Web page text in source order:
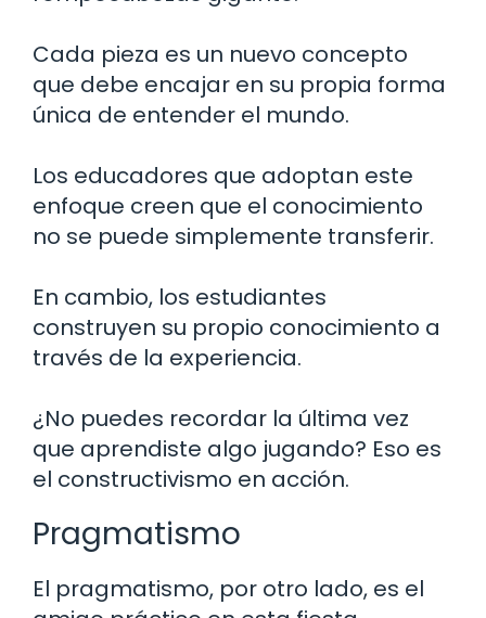
Cada pieza es un nuevo concepto
que debe encajar en su propia forma
única de entender el mundo.
Los educadores que adoptan este
enfoque creen que el conocimiento
no se puede simplemente transferir.
En cambio, los estudiantes
construyen su propio conocimiento a
través de la experiencia.
¿No puedes recordar la última vez
que aprendiste algo jugando? Eso es
el constructivismo en acción.
Pragmatismo
El pragmatismo, por otro lado, es el